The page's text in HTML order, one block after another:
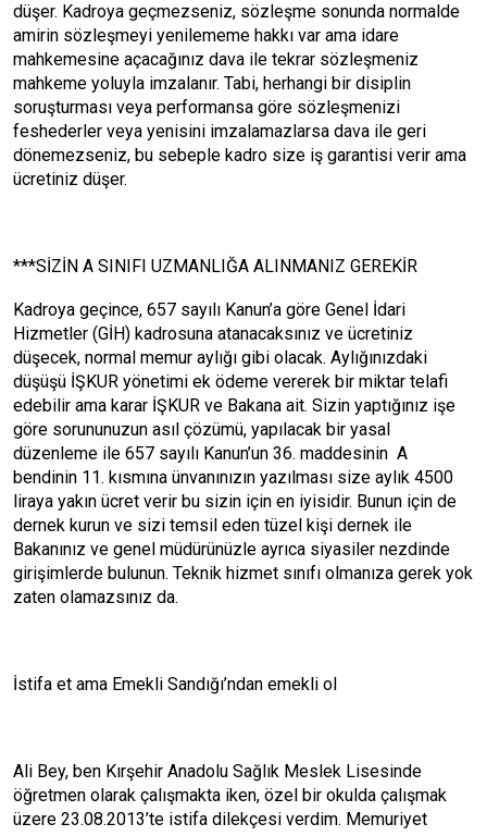
düşer. Kadroya geçmezseniz, sözleşme sonunda normalde
amirin sözleşmeyi yenilememe hakkı var ama idare
mahkemesine açacağınız dava ile tekrar sözleşmeniz
mahkeme yoluyla imzalanır. Tabi, herhangi bir disiplin
soruşturması veya performansa göre sözleşmenizi
feshederler veya yenisini imzalamazlarsa dava ile geri
dönemezseniz, bu sebeple kadro size iş garantisi verir ama
ücretiniz düşer.
***SİZİN A SINIFI UZMANLIĞA ALINMANIZ GEREKİR
Kadroya geçince, 657 sayılı Kanun’a göre Genel İdari
Hizmetler (GİH) kadrosuna atanacaksınız ve ücretiniz
düşecek, normal memur aylığı gibi olacak. Aylığınızdaki
düşüşü İŞKUR yönetimi ek ödeme vererek bir miktar telafi
edebilir ama karar İŞKUR ve Bakana ait. Sizin yaptığınız işe
göre sorununuzun asıl çözümü, yapılacak bir yasal
düzenleme ile 657 sayılı Kanun’un 36. maddesinin A
bendinin 11. kısmına ünvanınızın yazılması size aylık 4500
liraya yakın ücret verir bu sizin için en iyisidir. Bunun için de
dernek kurun ve sizi temsil eden tüzel kişi dernek ile
Bakanınız ve genel müdürünüzle ayrıca siyasiler nezdinde
girişimlerde bulunun. Teknik hizmet sınıfı olmanıza gerek yok
zaten olamazsınız da.
İstifa et ama Emekli Sandığı’ndan emekli ol
Ali Bey, ben Kırşehir Anadolu Sağlık Meslek Lisesinde
öğretmen olarak çalışmakta iken, özel bir okulda çalışmak
üzere 23.08.2013’te istifa dilekçesi verdim. Memuriyet